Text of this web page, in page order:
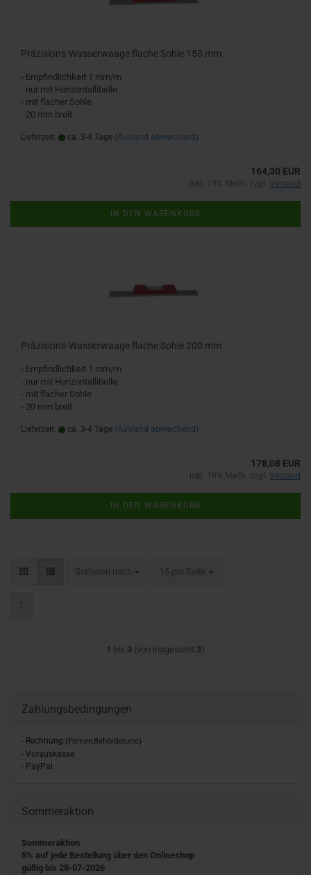
Präzisions-Wasserwaage flache Sohle 150 mm
- Empfindlichkeit 1 mm/m
- nur mit Horizontallibelle
- mit flacher Sohle
- 20 mm breit
Lieferzeit: ca. 3-4 Tage (Ausland abweichend)
164,30 EUR
inkl. 19% MwSt. zzgl. Versand
IN DEN WARENKORB
Präzisions-Wasserwaage flache Sohle 200 mm
- Empfindlichkeit 1 mm/m
- nur mit Horizontallibelle
- mit flacher Sohle
- 20 mm breit
Lieferzeit: ca. 3-4 Tage (Ausland abweichend)
178,08 EUR
inkl. 19% MwSt. zzgl. Versand
IN DEN WARENKORB
Sortieren nach
Sortieren nach 15 pro Seite
pro Seite
1
1 bis 3 (von insgesamt 3)
Zahlungsbedingungen
- Rechnung (Firmen,Behörden,etc)
- Vorauskasse
- PayPal
Sommeraktion
Sommeraktion
5% auf jede Bestellung über den Onlineshop
gültig bis 28-07-2026